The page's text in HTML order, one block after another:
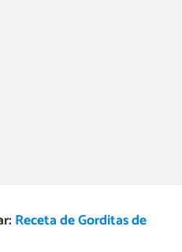
Receta de Gorditas de